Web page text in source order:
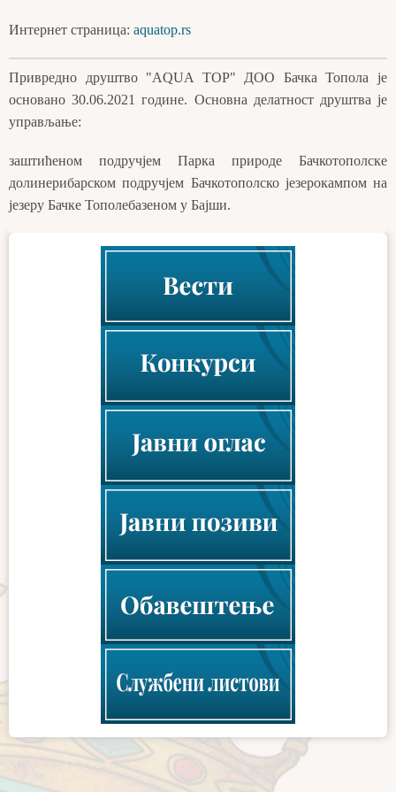
Интернет страница: aquatop.rs
Привредно друштво "AQUA TOP" ДОО Бачка Топола је
основано 30.06.2021 године. Основна делатност друштва је
управљање:
заштићеном подручјем Парка природе Бачкотополске
долинерибарском подручјем Бачкотополско језерокампом на
језеру Бачке Тополебазеном у Бајши.